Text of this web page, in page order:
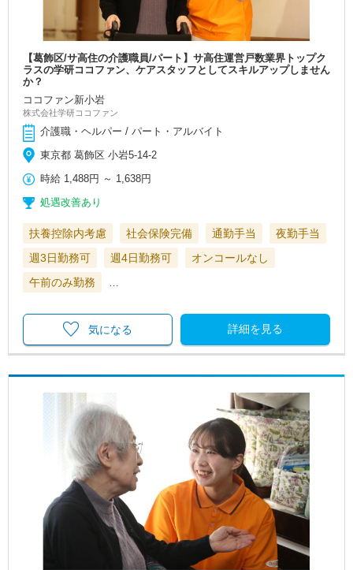
【葛飾区/サ高住の介護職員/パート】サ高住運営戸数業界トップク
ラスの学研ココファン、ケアスタッフとしてスキルアップしません
か？
ココファン新小岩
株式会社学研ココファン
介護職・ヘルパー / パート・アルバイト
東京都 葛飾区 小岩5-14-2
時給 1,488円 ～ 1,638円
処遇改善あり
扶養控除内考慮 社会保険完備 通勤手当
夜勤手当
週3日勤務可
週4日勤務可
オンコールなし
午前のみ勤務
…
詳細を見る
気になる